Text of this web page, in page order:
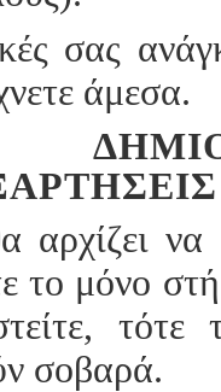
σας
άμεσα.
αρχίζει να
το μόνο
σοβαρά.